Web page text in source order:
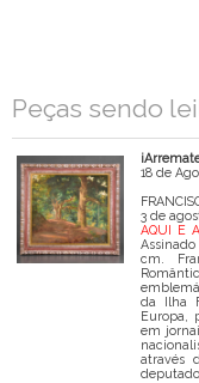
Peças sendo
18 de
3 de
AQUI E
cm.
da Ilha
Europa,
em
através